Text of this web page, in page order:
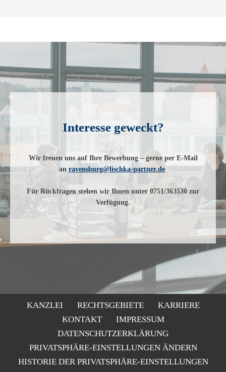
Interesse geweckt?
Wir freuen uns auf Ihre Bewerbung – gerne per E-Mail
an ravensburg@lischka-partner.de
Für Rückfragen stehen wir Ihnen unter 0751/363530 zur
Verfügung.
KANZLEI RECHTSGEBIETE
KARRIERE
KONTAKT
IMPRESSUM
DATENSCHUTZERKLÄRUNG
PRIVATSPHÄRE-EINSTELLUNGEN ÄNDERN
HISTORIE DER PRIVATSPHÄRE-EINSTELLUNGEN